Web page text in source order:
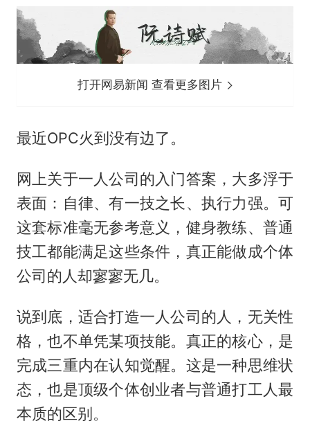
打开网易新闻 查看更多图片
最近OPC火到没有边了。
网上关于一人公司的入门答案，大多浮于
表面：自律、有一技之长、执行力强。可
这套标准毫无参考意义，健身教练、普通
技工都能满足这些条件，真正能做成个体
公司的人却寥寥无几。
说到底，适合打造一人公司的人，无关性
格，也不单凭某项技能。真正的核心，是
完成三重内在认知觉醒。这是一种思维状
态，也是顶级个体创业者与普通打工人最
本质的区别。